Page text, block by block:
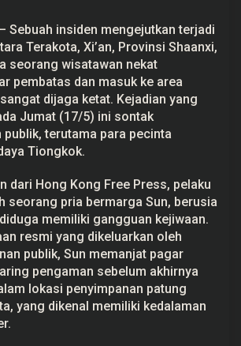
a
:
W
i
s
a
t
a
w
a
n
R
s
k
P
t
u
n
g
U
s
i
– Sebuah insiden mengejutkan terjadi
Terakota, Xi’an, Provinsi Shaanxi,
seorang wisatawan nekat
pembatas dan masuk ke area
dijaga ketat. Kejadian yang
Jumat (17/5) ini sontak
publik, terutama para pecinta
Tiongkok.
dari Hong Kong Free Press, pelaku
seorang pria bermarga Sun, berusia
memiliki gangguan kejiwaan.
resmi yang dikeluarkan oleh
publik, Sun memanjat pagar
pengaman sebelum akhirnya
lokasi penyimpanan patung
yang dikenal memiliki kedalaman